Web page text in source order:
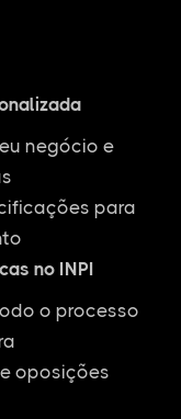
negócio e
para
no INPI
o processo
oposições